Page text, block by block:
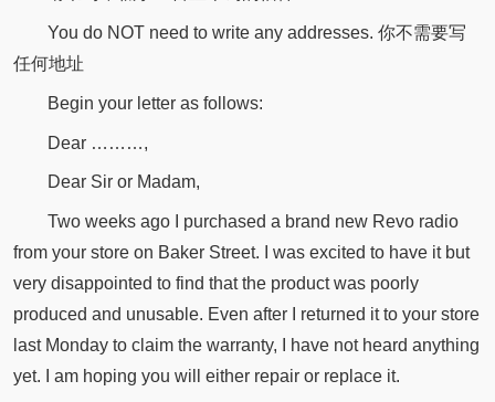
You do NOT need to write any addresses. 你不需要写
任何地址
Begin your letter as follows:
Dear ………,
Dear Sir or Madam,
Two weeks ago I purchased a brand new Revo radio
from your store on Baker Street. I was excited to have it but
very disappointed to find that the product was poorly
produced and unusable. Even after I returned it to your store
last Monday to claim the warranty, I have not heard anything
yet. I am hoping you will either repair or replace it.